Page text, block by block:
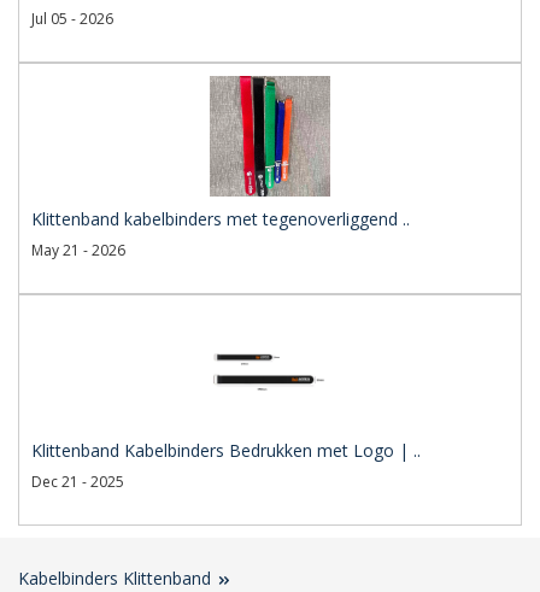
Jul 05 - 2026
Klittenband kabelbinders met tegenoverliggend ..
May 21 - 2026
Klittenband Kabelbinders Bedrukken met Logo | ..
Dec 21 - 2025
Kabelbinders Klittenband